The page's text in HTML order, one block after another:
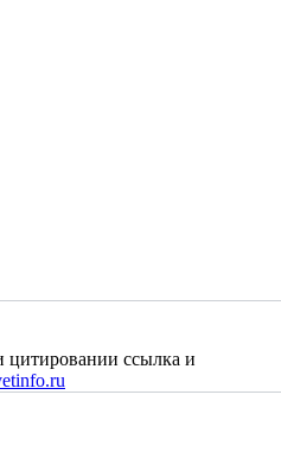
ссылка и